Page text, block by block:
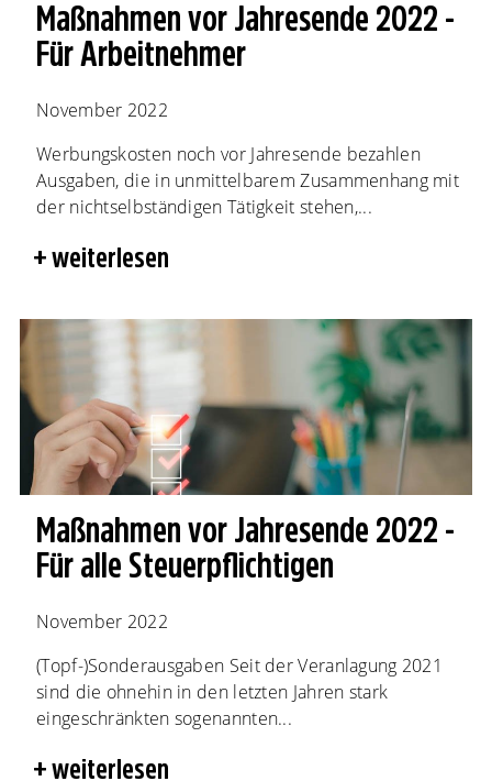
Maßnahmen vor Jahresende 2022 -
Für Arbeitnehmer
November 2022
Werbungskosten noch vor Jahresende bezahlen
Ausgaben, die in unmittelbarem Zusammenhang mit
der nichtselbständigen Tätigkeit stehen,...
weiterlesen
Maßnahmen vor Jahresende 2022 -
Für alle Steuerpflichtigen
November 2022
(Topf-)Sonderausgaben Seit der Veranlagung 2021
sind die ohnehin in den letzten Jahren stark
eingeschränkten sogenannten...
weiterlesen